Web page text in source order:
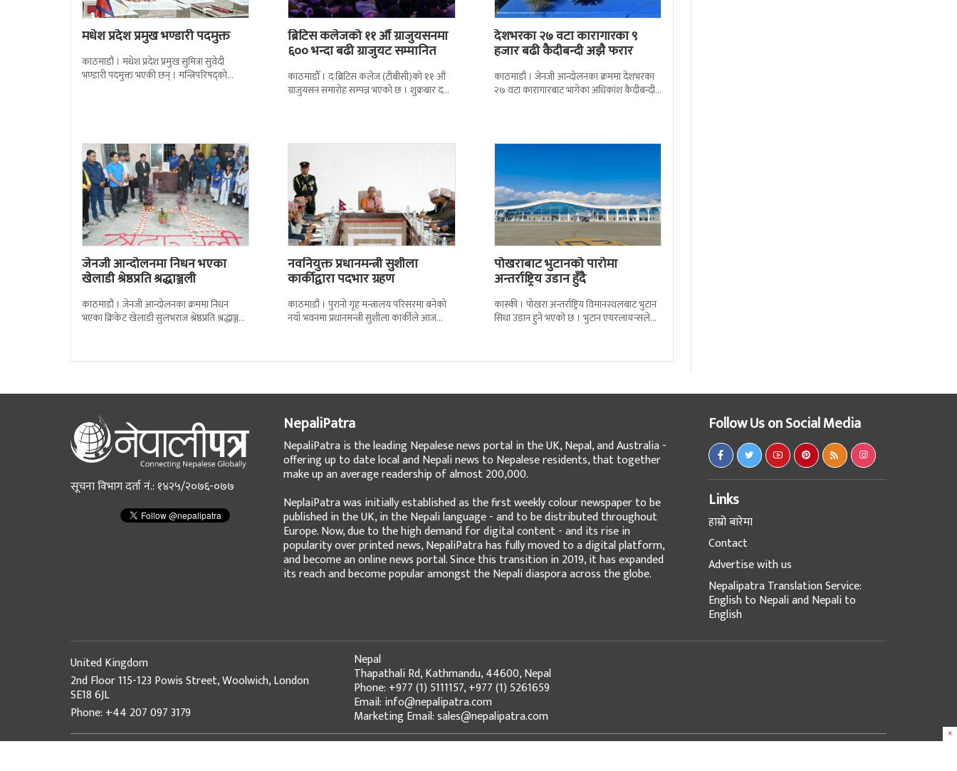
मधेश प्रदेश प्रमुख भण्डारी पदमुक्त
काठमाडौं । मधेश प्रदेश प्रमुख सुमित्रा सुवेदी
भण्डारी पदमुक्त भएकी छन् । मन्त्रिपरिषद्को
ब्रिटिस कलेजको ११ औँ ग्राजुयसनमा
६०० भन्दा बढी ग्राजुयट सम्मानित
काठमाडौँ । द ब्रिटिस कलेज (टीबीसी)को ११ औं
ग्राजुयसन समारोह सम्पन्न भएको छ । शुक्रबार द
देशभरका २७ वटा कारागारका ९
हजार बढी कैदीबन्दी अझै फरार
काठमाडौं । जेनजी आन्दोलनका क्रममा देशभरका
२७ वटा कारागारबाट भागेका अधिकांश कैदीबन्दी
जेनजी आन्दोलनमा निधन भएका
खेलाडी श्रेष्ठप्रति श्रद्धाञ्जली
काठमाडौं । जेनजी आन्दोलनका क्रममा निधन
भएका क्रिकेट खेलाडी सुलभराज श्रेष्ठप्रति श्रद्धाञ्जली
नवनियुक्त प्रधानमन्त्री सुशीला
कार्कीद्वारा पदभार ग्रहण
काठमाडौं । पुरानो गृह मन्त्रालय परिसरमा बनेको
नयाँ भवनमा प्रधानमन्त्री सुशीला कार्कीले आज
पोखराबाट भुटानको पारोमा
अन्तर्राष्ट्रिय उडान हुँदै
कास्की । पोखरा अन्तर्राष्ट्रिय विमानस्थलबाट भुटान
सिधा उडान हुने भएको छ । भुटान एयरलायन्सले
सूचना विभाग दर्ता नं.: १४२५/२०७६-०७७
NepaliPatra
NepaliPatra is the leading Nepalese news portal in the UK, Nepal, and Australia -
offering up to date local and Nepali news to Nepalese residents, that together
make up an average readership of almost 200,000.
NeplaiPatra was initially established as the first weekly colour newspaper to be
published in the UK, in the Nepali language - and to be distributed throughout
Europe. Now, due to the high demand for digital content - and its rise in
popularity over printed news, NepaliPatra has fully moved to a digital platform,
and become an online news portal. Since this transition in 2019, it has expanded
its reach and become popular amongst the Nepali diaspora across the globe.
Follow Us on Social Media
Links
हाम्रो बारेमा
Contact
Advertise with us
Nepalipatra Translation Service:
English to Nepali and Nepali to
English
United Kingdom
2nd Floor 115-123 Powis Street, Woolwich, London
SE18 6JL
Phone: +44 207 097 3179
Nepal
Thapathali Rd, Kathmandu, 44600, Nepal
Phone: +977 (1) 5111157, +977 (1) 5261659
Email: info@nepalipatra.com
Marketing Email: sales@nepalipatra.com
×